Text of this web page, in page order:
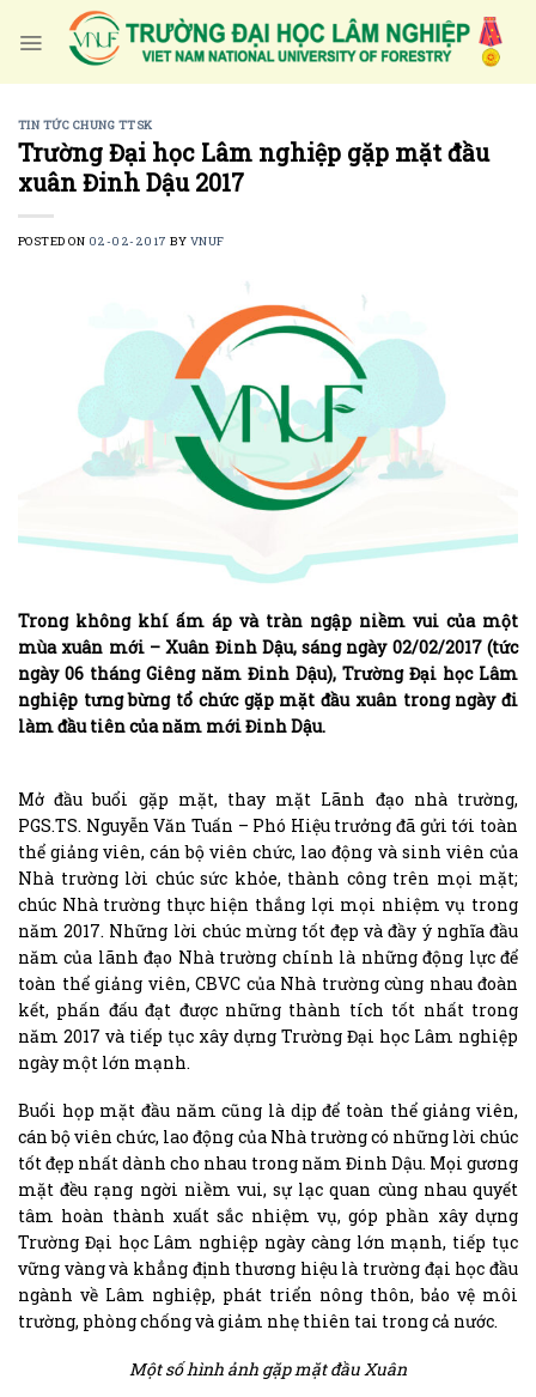
TIN TỨC CHUNG TTSK
Trường Đại học Lâm nghiệp gặp mặt đầu
xuân Đinh Dậu 2017
POSTED ON 02-02-2017 BY VNUF
Trong không khí ấm áp và tràn ngập niềm vui của một
mùa xuân mới – Xuân Đinh Dậu, sáng ngày 02/02/2017 (tức
ngày 06 tháng Giêng năm Đinh Dậu), Trường Đại học Lâm
nghiệp tưng bừng tổ chức gặp mặt đầu xuân trong ngày đi
làm đầu tiên của năm mới Đinh Dậu.
Mở đầu buổi gặp mặt, thay mặt Lãnh đạo nhà trường,
PGS.TS. Nguyễn Văn Tuấn – Phó Hiệu trưởng đã gửi tới toàn
thể giảng viên, cán bộ viên chức, lao động và sinh viên của
Nhà trường lời chúc sức khỏe, thành công trên mọi mặt;
chúc Nhà trường thực hiện thắng lợi mọi nhiệm vụ trong
năm 2017. Những lời chúc mừng tốt đẹp và đầy ý nghĩa đầu
năm của lãnh đạo Nhà trường chính là những động lực để
toàn thể giảng viên, CBVC của Nhà trường cùng nhau đoàn
kết, phấn đấu đạt được những thành tích tốt nhất trong
năm 2017 và tiếp tục xây dựng Trường Đại học Lâm nghiệp
ngày một lớn mạnh.
Buổi họp mặt đầu năm cũng là dịp để toàn thể giảng viên,
cán bộ viên chức, lao động của Nhà trường có những lời chúc
tốt đẹp nhất dành cho nhau trong năm Đinh Dậu. Mọi gương
mặt đều rạng ngời niềm vui, sự lạc quan cùng nhau quyết
tâm hoàn thành xuất sắc nhiệm vụ, góp phần xây dựng
Trường Đại học Lâm nghiệp ngày càng lớn mạnh, tiếp tục
vững vàng và khẳng định thương hiệu là trường đại học đầu
ngành về Lâm nghiệp, phát triển nông thôn, bảo vệ môi
trường, phòng chống và giảm nhẹ thiên tai trong cả nước.
Một số hình ảnh gặp mặt đầu Xuân